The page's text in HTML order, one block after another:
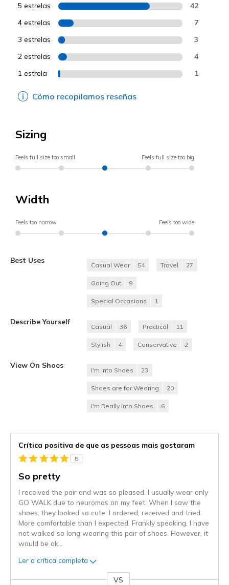
5 estrelas 42
4 estrelas 7
3 estrelas 3
2 estrelas 4
1 estrela 1
Cómo recopilamos reseñas
Sizing
Feels full size too small Feels full size too big
Width
Feels too narrow Feels too wide
Best Uses
Casual Wear 54 Travel 27
Going Out 9
Special Occasions 1
Describe Yourself
Casual 36 Practical 11
Stylish 4 Conservative 2
View On Shoes
I'm Into Shoes 23
Shoes are for Wearing 20
I'm Really Into Shoes 6
Crítica positiva de que as pessoas mais gostaram
5
So pretty
I received the pair and was so pleased. I usually wear only
GO WALK due to neuromas on my feet. When I saw the
shoes, they looked so cute. I ordered, received and tried.
More comfortable than I expected. Frankly speaking, I have
not walked so long wearing this pair of shoes. However, it
would be ok
Ler a crítica completa
VS